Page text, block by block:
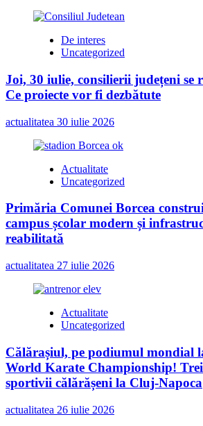
De interes
Uncategorized
Joi, 30 iulie, consilierii județeni se
Ce proiecte vor fi dezbătute
actualitatea 30 iulie 2026
Actualitate
Uncategorized
Primăria Comunei Borcea
campus școlar modern și
reabilitată
actualitatea 27 iulie 2026
Actualitate
Uncategorized
Călărașiul, pe podiumul mondial
World Karate Championship!
sportivii călărășeni la Cluj-Napoca
actualitatea 26 iulie 2026